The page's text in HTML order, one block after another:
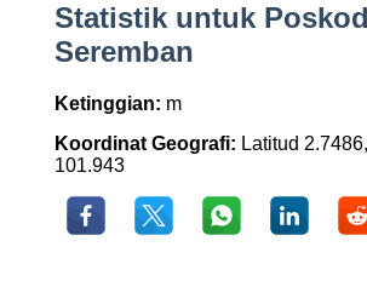
Statistik untuk
Seremban
Ketinggian: m
Koordinat Geografi: Latitud
101.943